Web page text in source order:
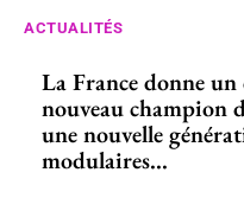
ACTUALITÉS
La France donne
nouveau champion
une nouvelle
modulaires...